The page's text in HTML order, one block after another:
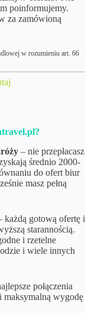
poinformujemy.
za zamówioną
w rozumieniu art. 66
– nie przepłacasz
średnio 2000-
do ofert biur
masz pełną
każdą gotową ofertę i
starannością.
i rzetelne
i wiele innych
połączenia
maksymalną wygodę